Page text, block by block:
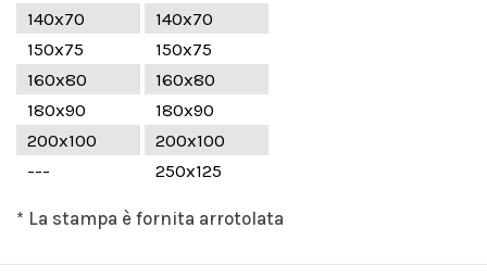
140x70
140x70
150x75
150x75
160x80
160x80
180x90
180x90
200x100
200x100
---
250x125
* La stampa è fornita arrotolata